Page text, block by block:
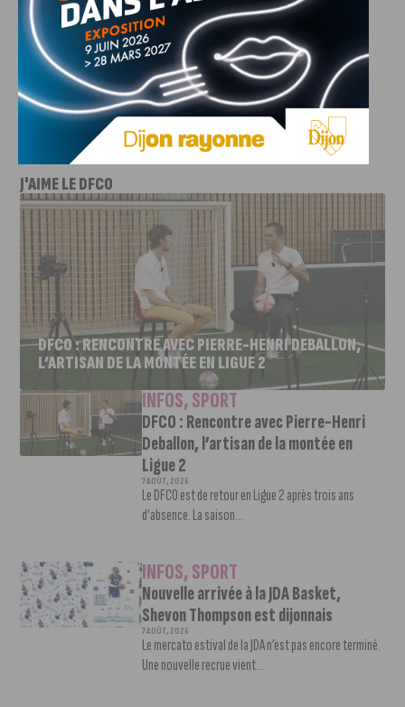
Crédit photo :Depositphotos
J'AIME LE DFCO
DFCO : RENCONTRE AVEC PIERRE-HENRI DEBALLON,
L’ARTISAN DE LA MONTÉE EN LIGUE 2
INFOS,SPORT
DFCO : Rencontre avec Pierre-Henri
Deballon, l’artisan de la montée en
Ligue 2
7 AOÛT, 2026
Le DFCO est de retour en Ligue 2 après trois ans
d’absence. La saison...
INFOS,SPORT
Nouvelle arrivée à la JDA Basket,
Shevon Thompson est dijonnais
7 AOÛT, 2026
Le mercato estival de la JDA n’est pas encore terminé.
Une nouvelle recrue vient...